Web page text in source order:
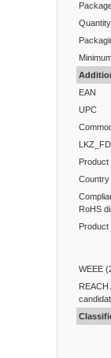
EAN
UPC
Product
Country
RoHS
Product
WEEE